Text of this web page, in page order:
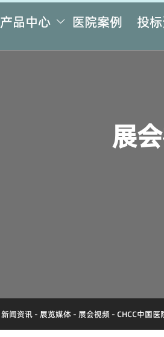
产品中心  医院案例 投
展
新闻资讯- 展览媒体- 展会视频 - CHCC中国